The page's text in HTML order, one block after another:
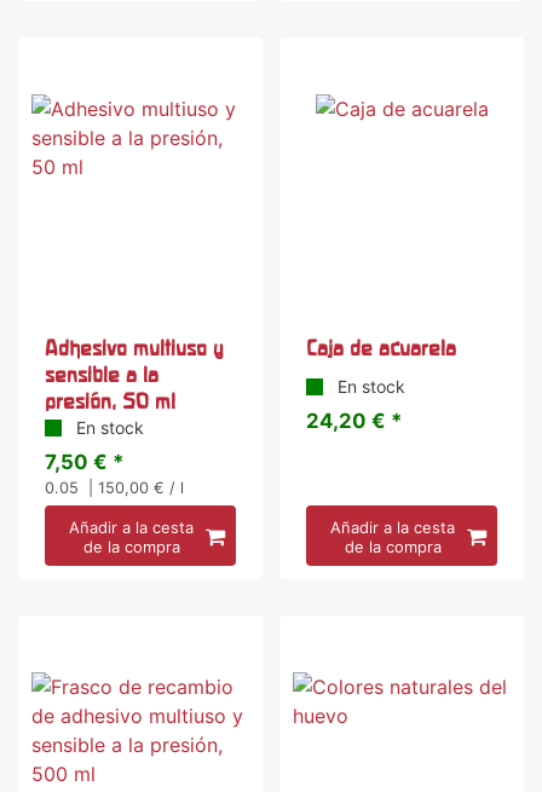
Adhesivo multiuso y
sensible a la
presión, 50 ml
En stock
7,50 € *
0.05 | 150,00 € / l
Añadir a la cesta
de la compra
Caja de acuarela
En stock
24,20 € *
Añadir a la cesta
de la compra